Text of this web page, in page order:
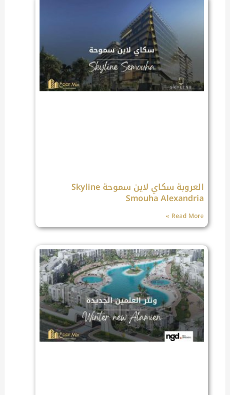
العروبة سكاي لاين سموحة Skyline
Smouha Alexandria
Read More »